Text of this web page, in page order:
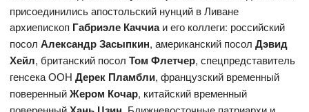
присоединились апостольский нунций в Ливане
архиепископ Габриэле Каччиаи его коллеги: российский
посолАлександр Засыпкин, американский посолДэвид
Хейл, британский посолТом Флетчер, спецпредставитель
генсека ООНДерек Пламбли, французский временный
поверенныйЖером Кочар, китайский временный